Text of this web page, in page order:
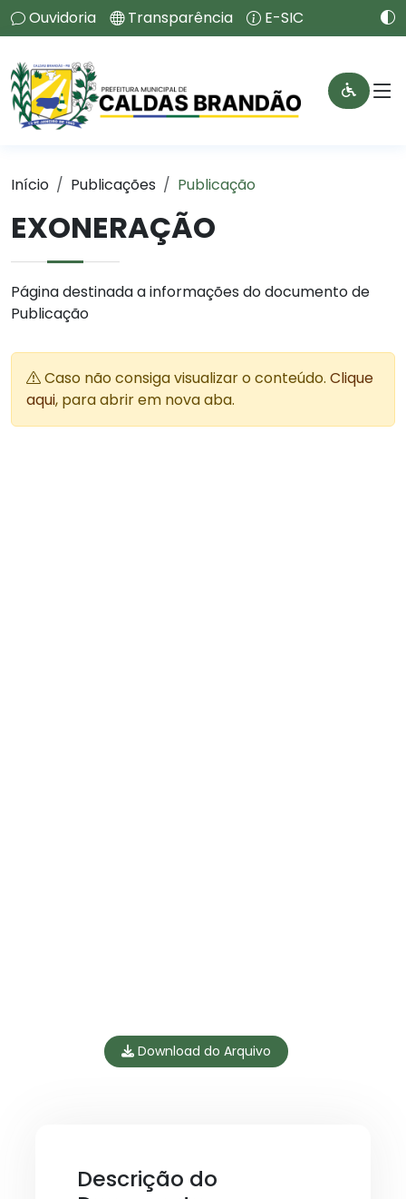
Ouvidoria Transparência E-SIC
Início Publicações Publicação
EXONERAÇÃO
Página destinada a informações do documento de
Publicação
Caso não consiga visualizar o conteúdo. Clique
aqui, para abrir em nova aba.
Download do Arquivo
Descrição do